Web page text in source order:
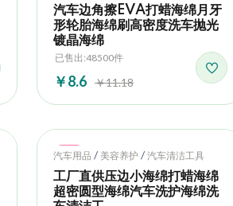
汽车边角擦EVA打蜡海绵月牙
形轮胎海绵刷高密度洗车抛光
镀晶海绵
已售出:48500件
￥8.6 ￥11.18
Hot
汽车用品 / 美容养护 / 汽车清洁工具
工厂直供压边小海绵打蜡海绵
超密圆型海绵汽车洗护海绵洗